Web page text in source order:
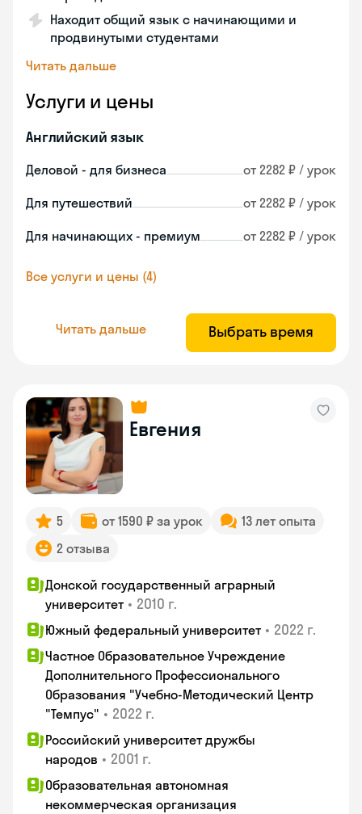
Находит общий язык с начинающими и
продвинутыми студентами
Читать дальше
Услуги и цены
Английский язык
Деловой - для бизнеса от 2282 ₽ / урок
Для путешествий от 2282 ₽ / урок
Для начинающих - премиум от 2282 ₽ / урок
Все услуги и цены (4)
Читать дальше Выбрать время
Евгения
5 от 1590 ₽ за урок
13 лет опыта
2 отзыва
Донской государственный аграрный
университет • 2010 г.
Южный федеральный университет • 2022 г.
Частное Образовательное Учреждение
Дополнительного Профессионального
Образования "Учебно-Методический Центр
"Темпус" • 2022 г.
Российский университет дружбы
народов • 2001 г.
Образовательная автономная
некоммерческая организация